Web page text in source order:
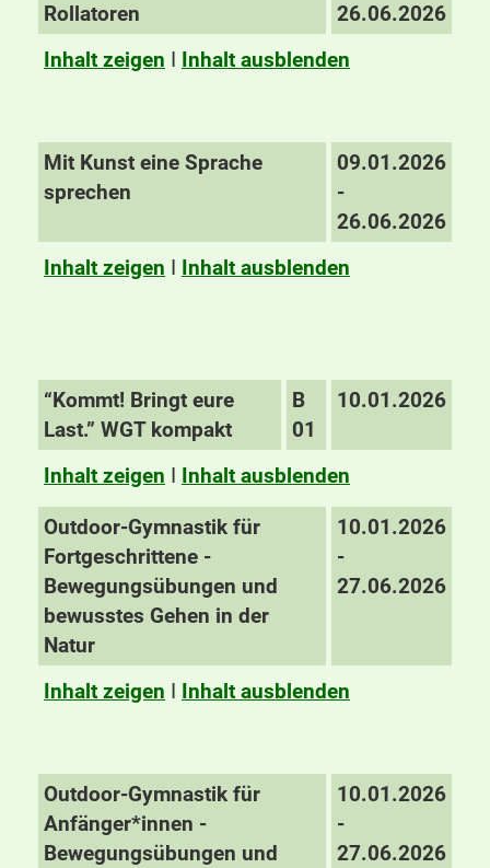
Rollatoren
26.06.2026
Inhalt zeigen I Inhalt ausblenden
Mit Kunst eine Sprache
sprechen
09.01.2026
-
26.06.2026
Inhalt zeigen I Inhalt ausblenden
“Kommt! Bringt eure
Last.” WGT kompakt
B
01
10.01.2026
Inhalt zeigen I Inhalt ausblenden
Outdoor-Gymnastik für
Fortgeschrittene -
Bewegungsübungen und
bewusstes Gehen in der
Natur
10.01.2026
-
27.06.2026
Inhalt zeigen I Inhalt ausblenden
Outdoor-Gymnastik für
Anfänger*innen -
Bewegungsübungen und
10.01.2026
-
27.06.2026